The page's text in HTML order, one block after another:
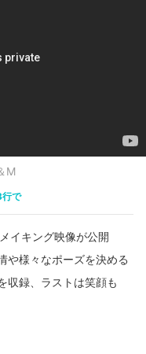
M
で
イキング映像が公開
や様々なポーズを決める
収録、ラストは笑顔も